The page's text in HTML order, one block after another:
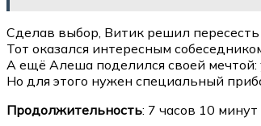
Сделав выбор, Витик решил
Тот оказался интересным
А ещё Алеша поделился своей
Но для этого нужен специальный
Продолжительность: 7 часов 10 минут